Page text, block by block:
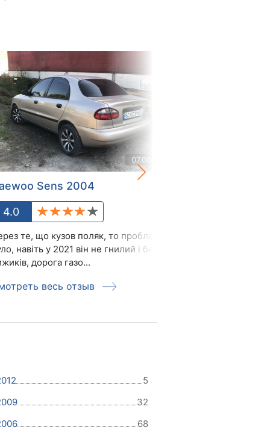
07.08.2021
Sens 2004
4.0
те, що кузов поляк, то проблем не
навіть у 2021 він не гнилий і без
дорога газо...
весь отзыв
5
32
68